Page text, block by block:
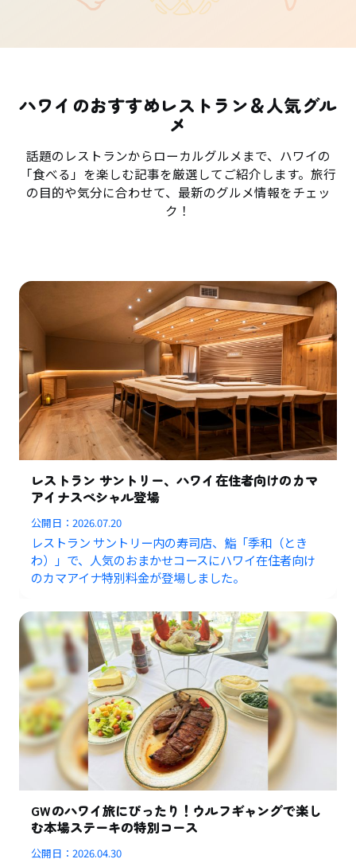
ハワイのおすすめレストラン＆人気グル
メ
話題のレストランからローカルグルメまで、ハワイの
「食べる」を楽しむ記事を厳選してご紹介します。旅行
の目的や気分に合わせて、最新のグルメ情報をチェッ
ク！
レストラン サントリー、ハワイ在住者向けのカマ
アイナスペシャル登場
公開日：2026.07.20
レストラン サントリー内の寿司店、鮨「季和（とき
わ）」で、人気のおまかせコースにハワイ在住者向け
のカマアイナ特別料金が登場しました。
GWのハワイ旅にぴったり！ウルフギャングで楽し
む本場ステーキの特別コース
公開日：2026.04.30